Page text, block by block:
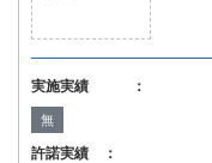
実施実績 ：
無
許諾実績 ：